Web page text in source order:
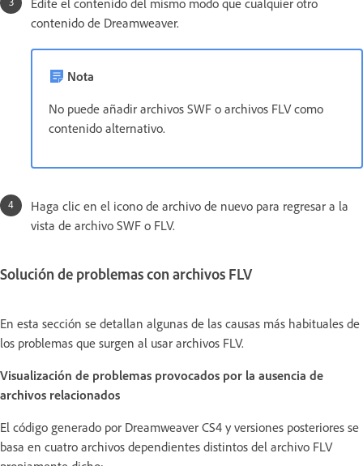
contenido de Dreamweaver.
Nota
No puede añadir archivos SWF o archivos FLV como
contenido alternativo.
Haga clic en el icono de archivo de nuevo para regresar a la
vista de archivo SWF o FLV.
Solución de problemas con archivos FLV
En esta sección se detallan algunas de las causas más habituales de
los problemas que surgen al usar archivos FLV.
Visualización de problemas provocados por la ausencia de
archivos relacionados
El código generado por Dreamweaver CS4 y versiones posteriores se
basa en cuatro archivos dependientes distintos del archivo FLV